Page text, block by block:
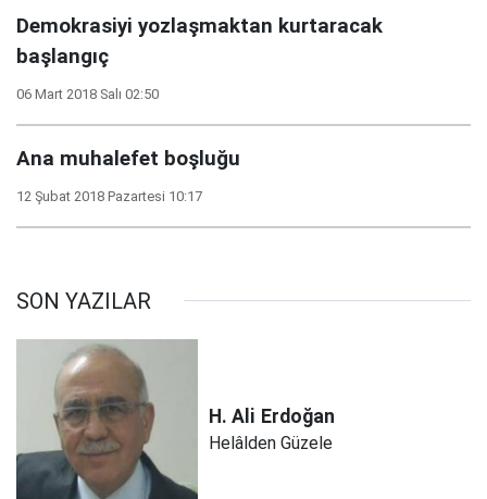
Demokrasiyi yozlaşmaktan kurtaracak
başlangıç
06 Mart 2018 Salı 02:50
Ana muhalefet boşluğu
12 Şubat 2018 Pazartesi 10:17
SON YAZILAR
H. Ali Erdoğan
Helâlden Güzele